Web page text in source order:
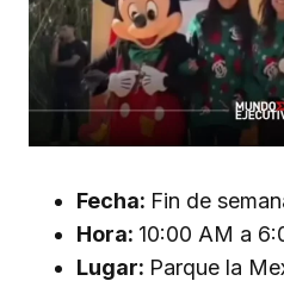
Fecha: Fin de
Hora: 10:00 AM a
Lugar: Parque la